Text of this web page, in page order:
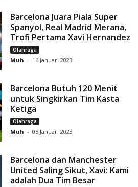
Barcelona Juara Piala Super
Spanyol, Real Madrid Merana,
Trofi Pertama Xavi Hernandez
Olahraga
Muh - 16 Januari 2023
Barcelona Butuh 120 Menit
untuk Singkirkan Tim Kasta
Ketiga
Olahraga
Muh - 05 Januari 2023
Barcelona dan Manchester
United Saling Sikut, Xavi: Kami
adalah Dua Tim Besar